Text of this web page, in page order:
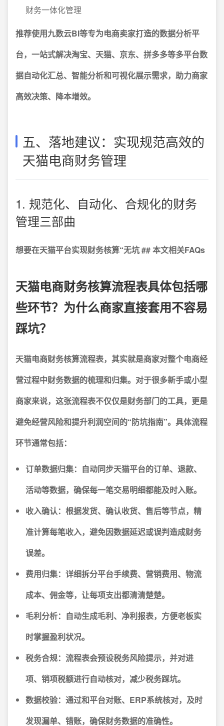
财务一体化管理
推荐使用九数云BI等专为电商卖家打造的数据分析平
台，一站式解决淘宝、天猫、京东、拼多多等多平台数
据自动化汇总、智能分析和可视化展示需求，助力商家
高效决策、降本增效。
五、落地建议：实现规范高效的
天猫电商财务管理
1. 规范化、自动化、合规化的财务
管理三部曲
想要在天猫平台实现财务核算“无坑 ## 本文相关FAQs
天猫电商财务核算流程表具体包括哪
些环节？为什么商家直接套用不容易
踩坑？
天猫电商财务核算流程表，其实就是商家对整个电商经
营过程中财务数据的梳理和归集。对于很多新手或小型
商家来说，这张流程表不仅仅是财务部门的工具，更是
避免经营风险和提升利润空间的“防坑指南”。具体流程
环节通常包括：
订单数据归集：自动同步天猫平台的订单、退款、
活动等数据，确保每一笔交易明细都能及时入账。
收入确认：根据发货、确认收货、售后等节点，精
准计算每笔收入，避免因数据延迟或误判造成财务
误差。
费用归集：详细拆分平台手续费、营销费用、物流
成本、佣金等，让每项支出都清清楚楚。
毛利分析：自动生成毛利、净利报表，方便老板实
时掌握盈利状况。
税务合规：流程表会预设税务风险提示，并对进
项、销项税额进行自动核对，减少税务踩坑。
数据校验：通过和平台对账、ERP系统核对，及时
发现漏单、错账，确保财务数据的准确性。